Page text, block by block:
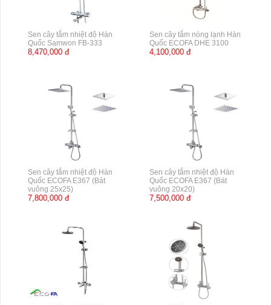
Sen cây tắm nhiệt độ Hàn
Quốc Samwon FB-333
8,470,000 đ
Sen cây tắm nóng lạnh Hàn
Quốc ECOFA DHE 3100
4,100,000 đ
Sen cây tắm nhiệt độ Hàn
Quốc ECOFA E367 (Bát
vuông 25x25)
7,800,000 đ
Sen cây tắm nhiệt độ Hàn
Quốc ECOFA E367 (Bát
vuông 20x20)
7,500,000 đ